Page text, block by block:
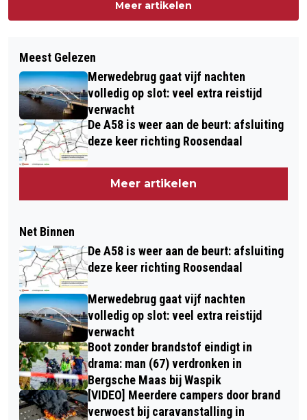
Meer artikelen
Meest Gelezen
Merwedebrug gaat vijf nachten
volledig op slot: veel extra reistijd
verwacht
De A58 is weer aan de beurt: afsluiting
deze keer richting Roosendaal
Meer artikelen
Net Binnen
De A58 is weer aan de beurt: afsluiting
deze keer richting Roosendaal
Merwedebrug gaat vijf nachten
volledig op slot: veel extra reistijd
verwacht
Boot zonder brandstof eindigt in
drama: man (67) verdronken in
Bergsche Maas bij Waspik
[VIDEO] Meerdere campers door brand
verwoest bij caravanstalling in